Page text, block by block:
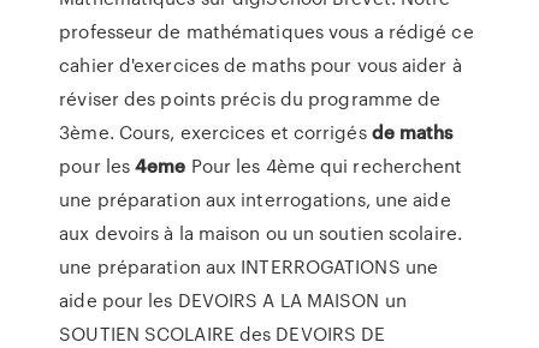
professeur de mathématiques vous a rédigé ce
cahier d'exercices de maths pour vous aider à
réviser des points précis du programme de
3ème. Cours, exercices et corrigésde maths
pour les4eme Pour les 4ème qui recherchent
une préparation aux interrogations, une aide
aux devoirs à la maison ou un soutien scolaire.
une préparation aux INTERROGATIONS une
aide pour les DEVOIRS A LA MAISON un
SOUTIEN SCOLAIRE des DEVOIRS DE